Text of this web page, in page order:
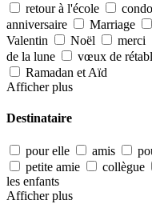
retour à l'école
anniversaire
Marriage
Valentin
Noël merci
de la lune
vœux de
Ramadan et Aïd
Afficher plus
Destinataire
pour elle amis
petite amie
collègue
les enfants
Afficher plus